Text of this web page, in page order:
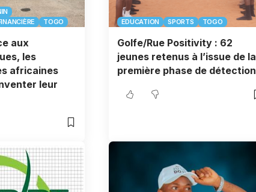
TOGO
aux
les
africaines
leur
EDUCATION SPORTS TOGO
Golfe/Rue Positivity : 62
jeunes retenus à l’issue de la
première phase de détection